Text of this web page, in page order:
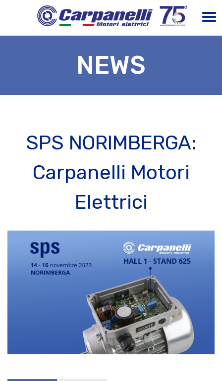
NEWS
SPS NORIMBERGA:
Carpanelli Motori
Elettrici